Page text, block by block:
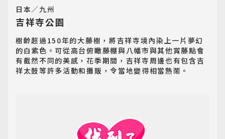
日本／九州
吉祥寺公園
樹齡超過150年的大藤樹，將吉祥寺境內染上一片夢幻
的白紫色。可從高台俯瞰藤棚與八幡市與其他賞藤點會
有截然不同的美感，花季期間，吉祥寺周邊也有包含吉
祥太鼓等許多活動和攤販，令當地變得相當熱鬧。